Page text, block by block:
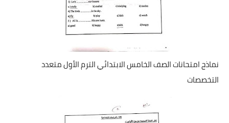
نماذج امتحانات الصف الخامس الابتدائي الترم الأول متعدد
التخصصات